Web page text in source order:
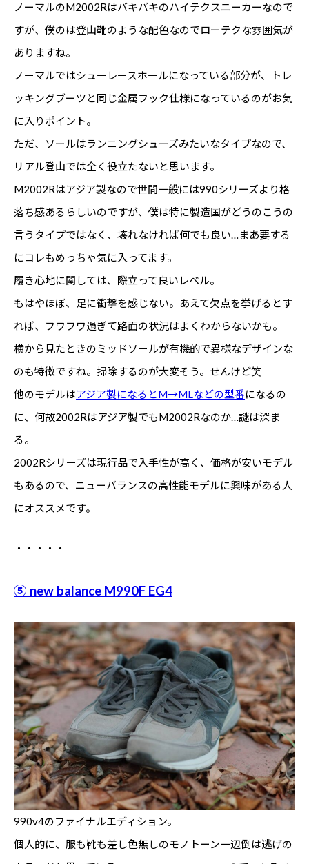
ノーマルのM2002Rはバキバキのハイテクスニーカーなので
すが、僕のは登山靴のような配色なのでローテクな雰囲気が
ありますね。
ノーマルではシューレースホールになっている部分が、トレ
ッキングブーツと同じ金属フック仕様になっているのがお気
に入りポイント。
ただ、ソールはランニングシューズみたいなタイプなので、
リアル登山では全く役立たないと思います。
M2002Rはアジア製なので世間一般には990シリーズより格
落ち感あるらしいのですが、僕は特に製造国がどうのこうの
言うタイプではなく、壊れなければ何でも良い…まあ要する
にコレもめっちゃ気に入ってます。
履き心地に関しては、際立って良いレベル。
もはやほぼ、足に衝撃を感じない。あえて欠点を挙げるとす
れば、フワフワ過ぎて路面の状況はよくわからないかも。
横から見たときのミッドソールが有機的で異様なデザインな
のも特徴ですね。掃除するのが大変そう。せんけど笑
他のモデルはアジア製になるとM→MLなどの型番になるの
に、何故2002Rはアジア製でもM2002Rなのか…謎は深ま
る。
2002Rシリーズは現行品で入手性が高く、価格が安いモデル
もあるので、ニューバランスの高性能モデルに興味がある人
にオススメです。
・・・・・
⑤ new balance M990F EG4
990v4のファイナルエディション。
個人的に、服も靴も差し色無しのモノトーン一辺倒は逃げの